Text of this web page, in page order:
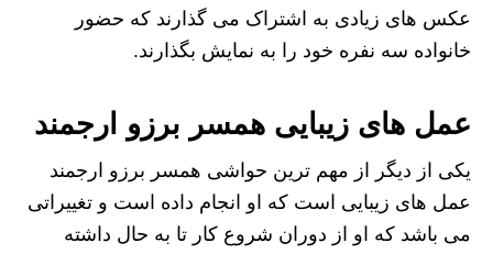
عکس های زیادی به اشتراک می گذارند که حضور
خانواده سه نفره خود را به نمایش بگذارند.
عمل های زیبایی همسر برزو ارجمند
یکی از دیگر از مهم ترین حواشی همسر برزو ارجمند
عمل های زیبایی است که او انجام داده است و تغییراتی
می باشد که او از دوران شروع کار تا به حال داشته